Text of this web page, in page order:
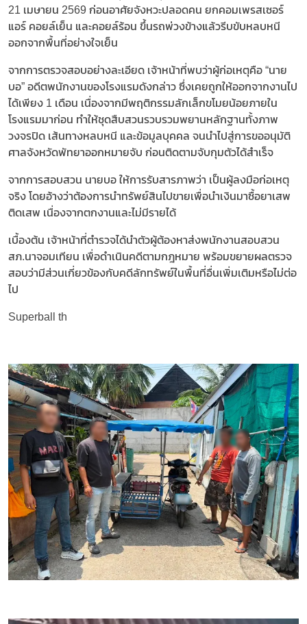
21 เมษายน 2569 ก่อนอาศัยจังหวะปลอดคน ยกคอมเพรสเซอร์
แอร์ คอยล์เย็น และคอยล์ร้อน ขึ้นรถพ่วงข้างแล้วรีบขับหลบหนี
ออกจากพื้นที่อย่างใจเย็น
จากการตรวจสอบอย่างละเอียด เจ้าหน้าที่พบว่าผู้ก่อเหตุคือ “นาย
บอ” อดีตพนักงานของโรงแรมดังกล่าว ซึ่งเคยถูกให้ออกจากงานไป
ได้เพียง 1 เดือน เนื่องจากมีพฤติกรรมลักเล็กขโมยน้อยภายใน
โรงแรมมาก่อน ทำให้ชุดสืบสวนรวบรวมพยานหลักฐานทั้งภาพ
วงจรปิด เส้นทางหลบหนี และข้อมูลบุคคล จนนำไปสู่การขออนุมัติ
ศาลจังหวัดพัทยาออกหมายจับ ก่อนติดตามจับกุมตัวได้สำเร็จ
จากการสอบสวน นายบอ ให้การรับสารภาพว่า เป็นผู้ลงมือก่อเหตุ
จริง โดยอ้างว่าต้องการนำทรัพย์สินไปขายเพื่อนำเงินมาซื้อยาเสพ
ติดเสพ เนื่องจากตกงานและไม่มีรายได้
เบื้องต้น เจ้าหน้าที่ตำรวจได้นำตัวผู้ต้องหาส่งพนักงานสอบสวน
สภ.นาจอมเทียน เพื่อดำเนินคดีตามกฎหมาย พร้อมขยายผลตรวจ
สอบว่ามีส่วนเกี่ยวข้องกับคดีลักทรัพย์ในพื้นที่อื่นเพิ่มเติมหรือไม่ต่อ
ไป
Superball th